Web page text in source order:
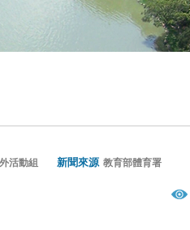
活動組 新聞來源 教育部體育署